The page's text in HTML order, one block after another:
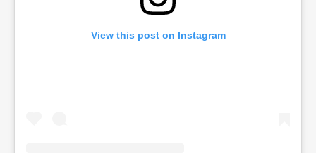
View this post on Instagram